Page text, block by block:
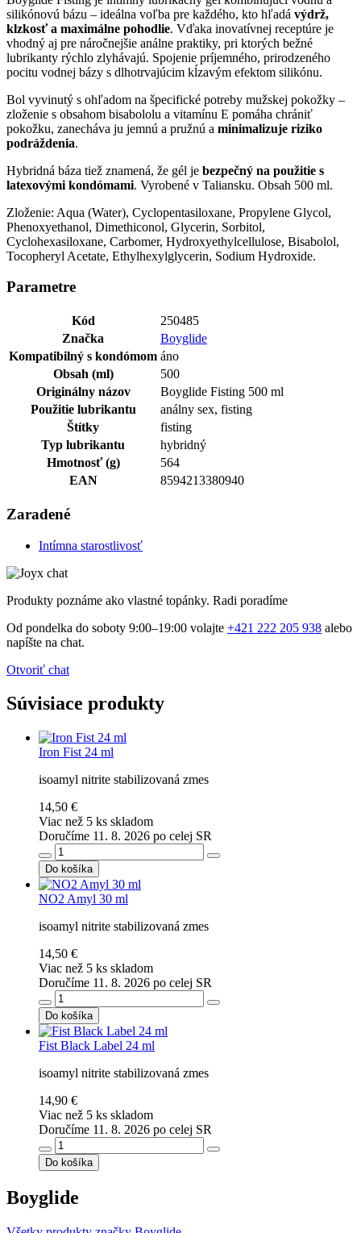
silikónovú bázu – ideálna voľba pre každého, kto hľadá výdrž,
klzkosť a maximálne pohodlie. Vďaka inovatívnej receptúre je
vhodný aj pre náročnejšie análne praktiky, pri ktorých bežné
lubrikanty rýchlo zlyhávajú. Spojenie príjemného, prirodzeného
pocitu vodnej bázy s dlhotrvajúcim kĺzavým efektom silikónu.
Bol vyvinutý s ohľadom na špecifické potreby mužskej pokožky –
zloženie s obsahom bisabololu a vitamínu E pomáha chrániť
pokožku, zanecháva ju jemnú a pružnú a minimalizuje riziko
podráždenia.
Hybridná báza tiež znamená, že gél je bezpečný na použitie s
latexovými kondómami. Vyrobené v Taliansku. Obsah 500 ml.
Zloženie: Aqua (Water), Cyclopentasiloxane, Propylene Glycol,
Phenoxyethanol, Dimethiconol, Glycerin, Sorbitol,
Cyclohexasiloxane, Carbomer, Hydroxyethylcellulose, Bisabolol,
Tocopheryl Acetate, Ethylhexylglycerin, Sodium Hydroxide.
Parametre
Kód
250485
Značka
Boyglide
Kompatibilný s kondómom áno
Obsah (ml)
500
Originálny názov
Boyglide Fisting 500 ml
Použitie lubrikantu
análny sex, fisting
Štítky
fisting
Typ lubrikantu
hybridný
Hmotnosť (g)
564
EAN
8594213380940
Zaradené
Intímna starostlivosť
Produkty poznáme ako vlastné topánky. Radi poradíme
Od pondelka do soboty 9:00–19:00 volajte +421 222 205 938 alebo
napíšte na chat.
Otvoriť chat
Súvisiace produkty
Iron Fist 24 ml
isoamyl nitrite stabilizovaná zmes
14,50 €
Viac než 5 ks skladom
Doručíme 11. 8. 2026 po celej SR
Do košíka
NO2 Amyl 30 ml
isoamyl nitrite stabilizovaná zmes
14,50 €
Viac než 5 ks skladom
Doručíme 11. 8. 2026 po celej SR
Do košíka
Fist Black Label 24 ml
isoamyl nitrite stabilizovaná zmes
14,90 €
Viac než 5 ks skladom
Doručíme 11. 8. 2026 po celej SR
Do košíka
Boyglide